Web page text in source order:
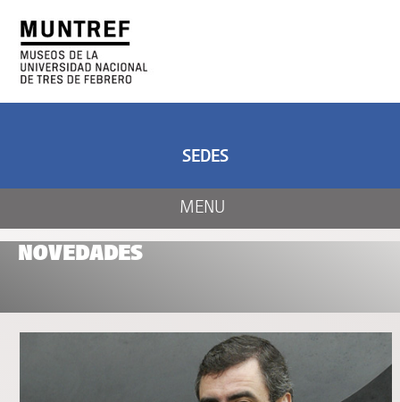
NOVEDADES
MENU
SEDES
CENTRO DE ARTE
Y NATURALEZA
ARTE Y CIENCIA